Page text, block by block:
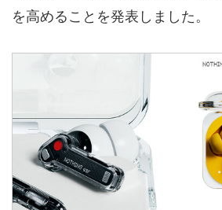
を高めることを発表しました。